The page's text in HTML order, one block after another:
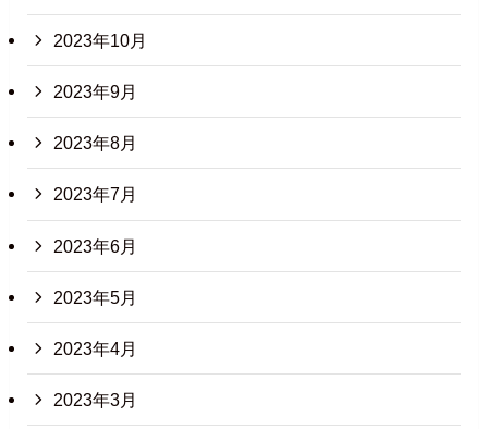
2023年10月
2023年9月
2023年8月
2023年7月
2023年6月
2023年5月
2023年4月
2023年3月